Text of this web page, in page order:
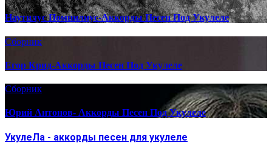
Наутилус Помпилиус-Аккорды Песен Под Укулеле
Сборник
Егор Крид-Аккорды Песен Под Укулеле
Сборник
Юрий Антонов- Аккорды Песен Под Укулеле
УкулеЛа - аккорды песен для укулеле